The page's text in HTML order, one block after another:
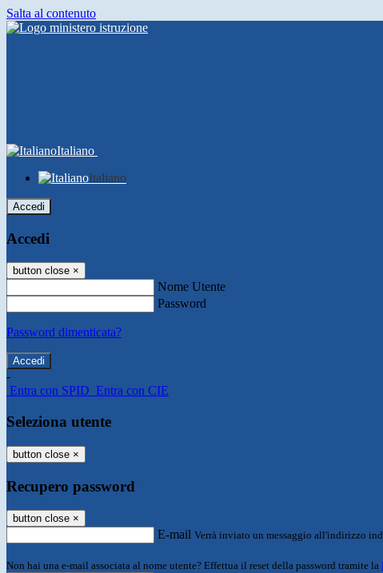
Salta al contenuto
Italiano
Italiano
Accedi
Accedi
button close ×
Nome Utente
Password
Password dimenticata?
-
Entra con SPID Entra con CIE
Seleziona utente
button close ×
Recupero password
button close ×
E-mail Verrà inviato un messaggio all'indirizzo
Non hai una e-mail associata al nome utente? Effettua il reset della password tramite la